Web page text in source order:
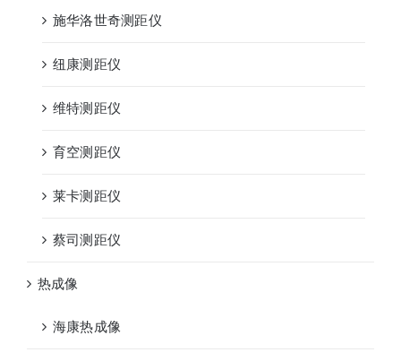
施华洛世奇测距仪
纽康测距仪
维特测距仪
育空测距仪
莱卡测距仪
蔡司测距仪
热成像
海康热成像